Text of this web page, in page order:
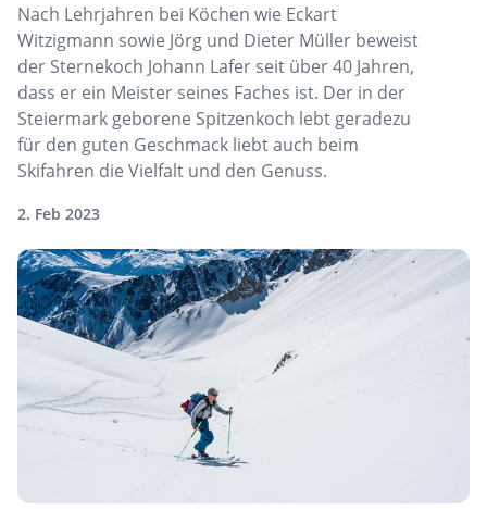
Nach Lehrjahren bei Köchen wie Eckart
Witzigmann sowie Jörg und Dieter Müller beweist
der Sternekoch Johann Lafer seit über 40 Jahren,
dass er ein Meister seines Faches ist. Der in der
Steiermark geborene Spitzenkoch lebt geradezu
für den guten Geschmack liebt auch beim
Skifahren die Vielfalt und den Genuss.
2. Feb 2023